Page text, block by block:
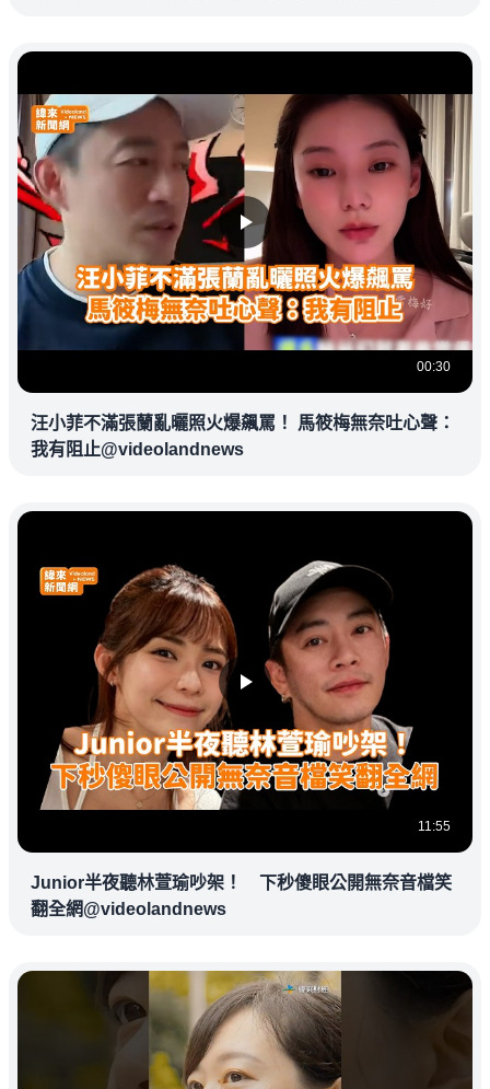
00:30
汪小菲不滿張蘭亂曬照火爆飆罵！ 馬筱梅無奈吐心聲：
我有阻止@videolandnews
11:55
Junior半夜聽林萱瑜吵架！ 下秒傻眼公開無奈音檔笑
翻全網@videolandnews